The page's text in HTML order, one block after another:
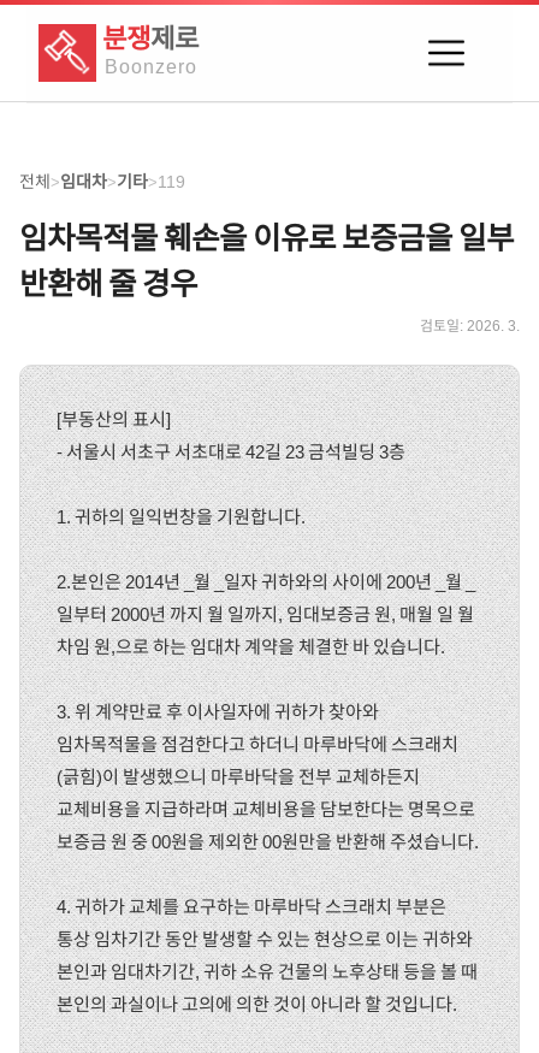
분쟁제로
Boonzero
전체>임대차>기타>119
임차목적물 훼손을 이유로 보증금을 일부
반환해 줄 경우
검토일:2026. 3.
[부동산의 표시]
- 서울시 서초구 서초대로 42길 23 금석빌딩 3층
1. 귀하의 일익번창을 기원합니다.
2.본인은 2014년 _월 _일자 귀하와의 사이에 200년 _월 _
일부터 2000년 까지 월 일까지, 임대보증금 원, 매월 일 월
차임 원,으로 하는 임대차 계약을 체결한 바 있습니다.
3. 위 계약만료 후 이사일자에 귀하가 찾아와
임차목적물을 점검한다고 하더니 마루바닥에 스크래치
(긁힘)이 발생했으니 마루바닥을 전부 교체하든지
교체비용을 지급하라며 교체비용을 담보한다는 명목으로
보증금 원 중 00원을 제외한 00원만을 반환해 주셨습니다.
4. 귀하가 교체를 요구하는 마루바닥 스크래치 부분은
통상 임차기간 동안 발생할 수 있는 현상으로 이는 귀하와
본인과 임대차기간, 귀하 소유 건물의 노후상태 등을 볼 때
본인의 과실이나 고의에 의한 것이 아니라 할 것입니다.